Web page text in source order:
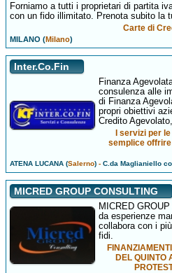
Forniamo a tutti i proprietari di partita
con un fido illimitato. Prenota subito la
Carte di
MILANO (Milano)
Inter.Co.Fin
Finanza
consulenza alle
di Finanza
propri obiettivi
Credito
I servizi per
semplice
ATENA LUCANA (Salerno) -C.da Maglianiello
MICRED GROUP CONSULTING
MICRED
da esperienze
collabora con i
fidi.
DEL QUINTO